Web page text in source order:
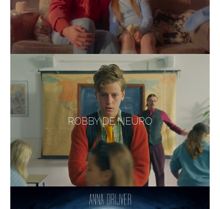
ROBBY DE NEURO